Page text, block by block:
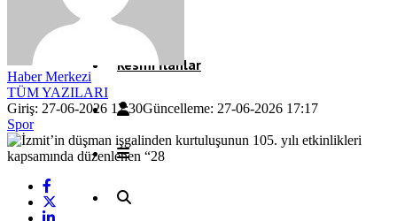
Röportaj
Resmi İlanlar
Haber Merkezi
TÜM YAZILARI
Giriş: 27-06-2026 17:30Güncelleme: 27-06-2026 17:17
Spor